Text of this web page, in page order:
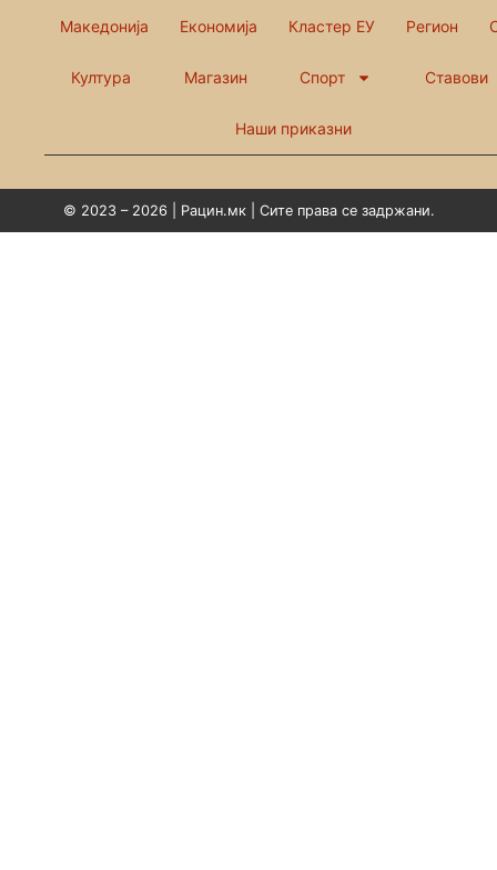
Македонија Економија Кластер ЕУ Регион
Култура Магазин Спорт Ставови
Наши приказни
© 2023 – 2026 | Рацин.мк | Сите права се задржани.